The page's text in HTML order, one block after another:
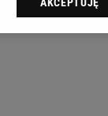
sp. z o.o., jej
swoje preferencje
danych poprzez
Zmiana ustawień